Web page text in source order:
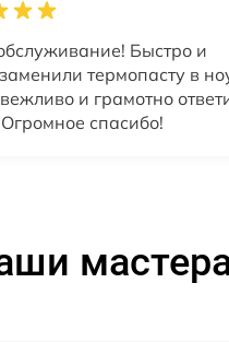
Быстро и
термопасту в
и грамотно
спасибо!